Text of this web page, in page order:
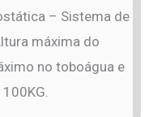
– Sistema de
máxima do
no toboágua e